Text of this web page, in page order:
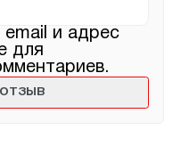
и адрес
для